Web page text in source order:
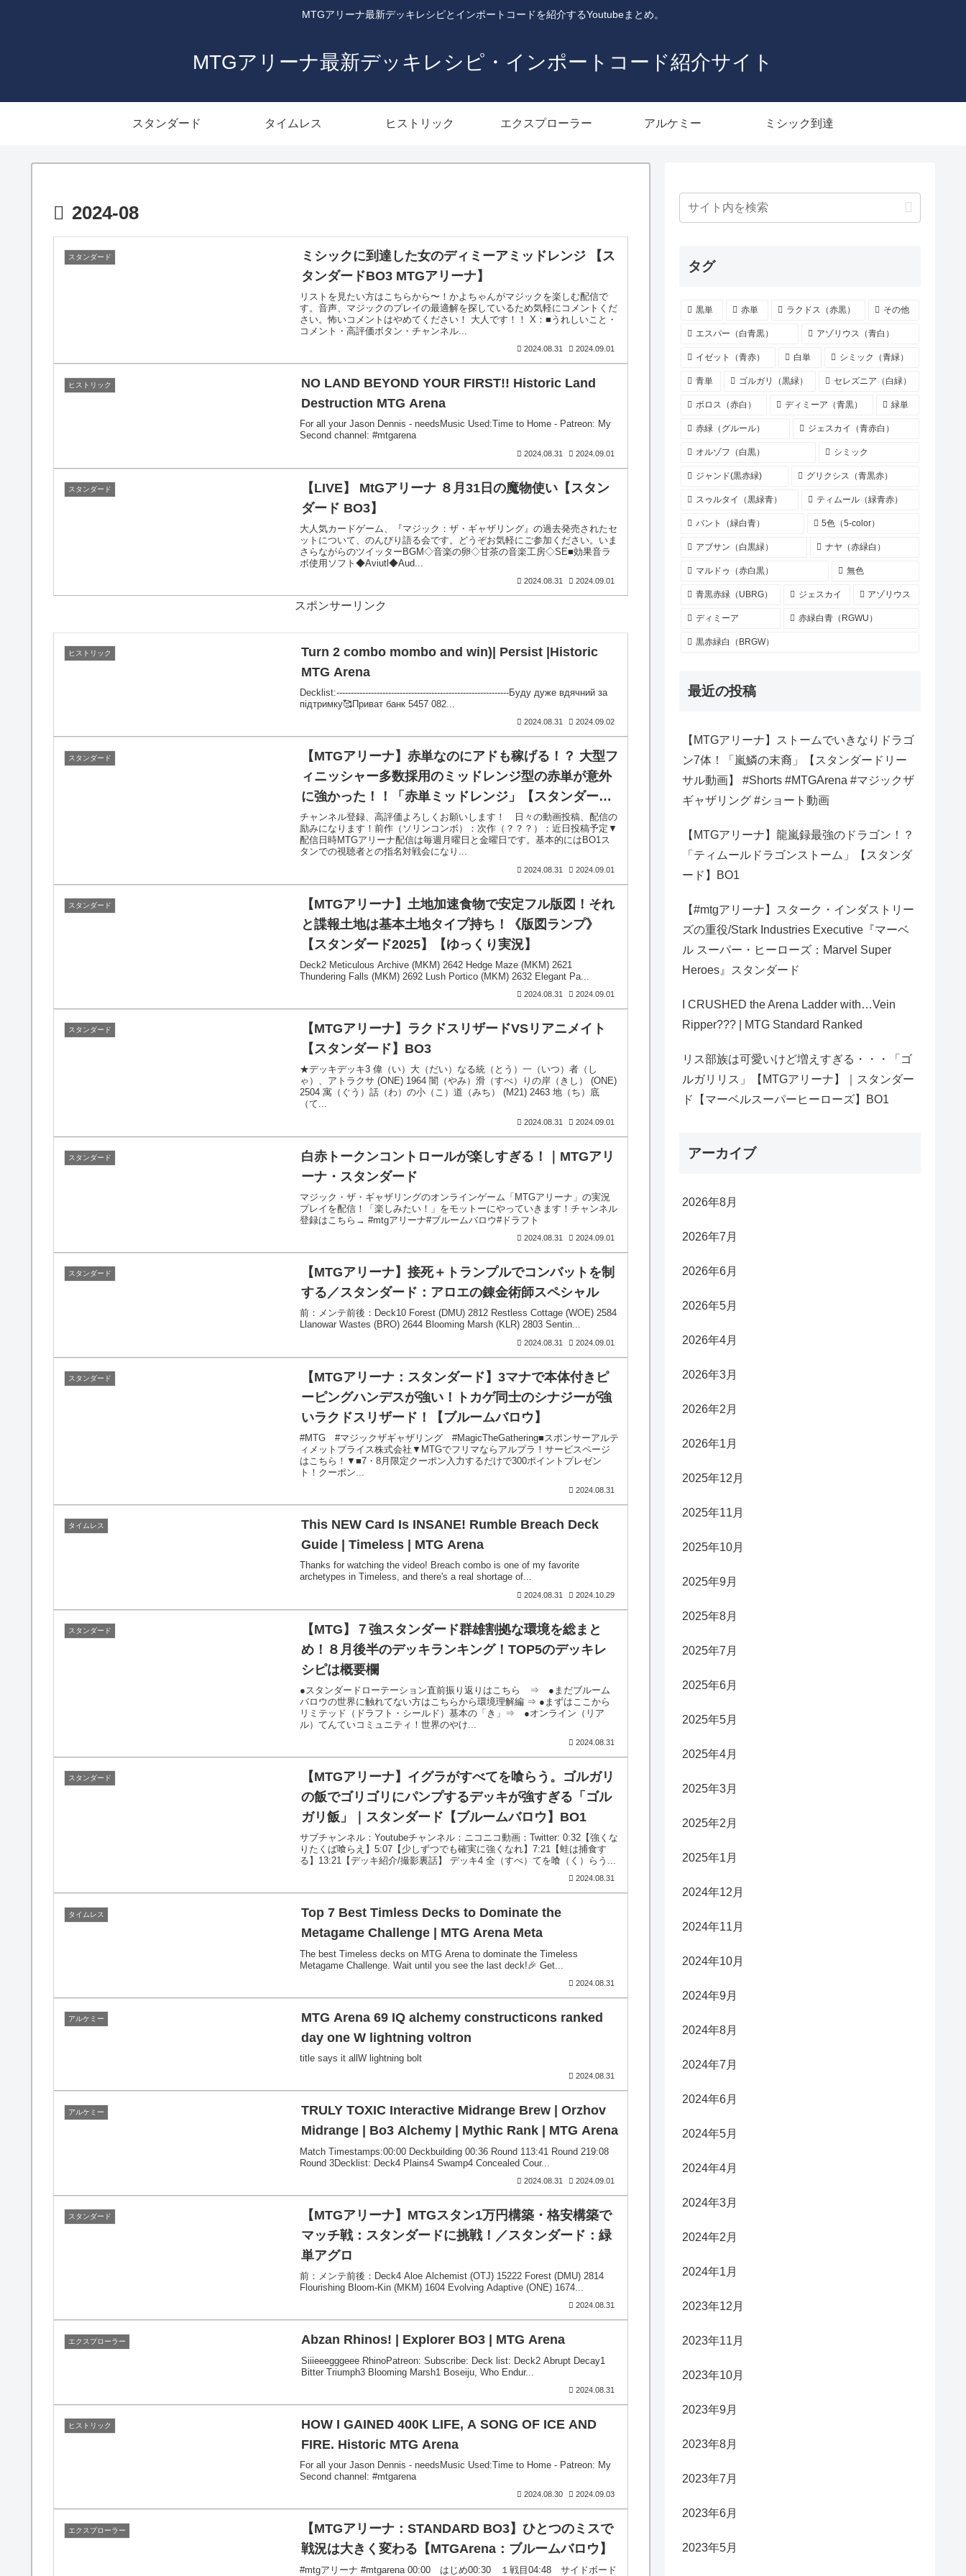
MTGアリーナ最新デッキレシピとインポートコードを紹介するYoutubeまとめ。
MTGアリーナ最新デッキレシピ・インポートコード紹介サイト
スタンダード タイムレス ヒストリック エクスプローラー アルケミー ミシック到達
2024-08
スタンダード
ミシックに到達した女のディミーアミッドレンジ 【ス
タンダードBO3 MTGアリーナ】
リストを見たい方はこちらから〜！かよちゃんがマジックを楽しむ配信で
す。音声、マジックのプレイの最適解を探しているため気軽にコメントくだ
さい。怖いコメントはやめてください！ 大人です！！ X：■うれしいこと・
コメント・高評価ボタン・チャンネル...
2024.08.31 2024.09.01
ヒストリック
NO LAND BEYOND YOUR FIRST!! Historic Land
Destruction MTG Arena
For all your Jason Dennis - needsMusic Used:Time to Home - Patreon: My
Second channel: #mtgarena
2024.08.31 2024.09.01
スタンダード
【LIVE】 MtGアリーナ ８月31日の魔物使い【スタン
ダード BO3】
大人気カードゲーム、『マジック：ザ・ギャザリング』の過去発売されたセ
ットについて、のんびり語る会です。どうぞお気軽にご参加ください。いま
さらながらのツイッターBGM◇音楽の卵◇甘茶の音楽工房◇SE■効果音ラ
ボ使用ソフト◆Aviutl◆Aud...
2024.08.31 2024.09.01
スポンサーリンク
ヒストリック
Turn 2 combo mombo and win)| Persist |Historic
MTG Arena
Decklist:------------------------------------------------------------Буду дуже вдячний за
підтримку🥰Приват банк 5457 082...
2024.08.31 2024.09.02
スタンダード
【MTGアリーナ】赤単なのにアドも稼げる！？ 大型フ
ィニッシャー多数採用のミッドレンジ型の赤単が意外
に強かった！！「赤単ミッドレンジ」【スタンダード
デッキ紹介】
チャンネル登録、高評価よろしくお願いします！ 日々の動画投稿、配信の
励みになります！前作（ソリンコンボ）：次作（？？？）：近日投稿予定▼
配信日時MTGアリーナ配信は毎週月曜日と金曜日です。基本的にはBO1ス
タンでの視聴者との指名対戦会になり...
2024.08.31 2024.09.01
スタンダード
【MTGアリーナ】土地加速食物で安定フル版図！それ
と諜報土地は基本土地タイプ持ち！《版図ランプ》
【スタンダード2025】【ゆっくり実況】
Deck2 Meticulous Archive (MKM) 2642 Hedge Maze (MKM) 2621
Thundering Falls (MKM) 2692 Lush Portico (MKM) 2632 Elegant Pa...
2024.08.31 2024.09.01
スタンダード
【MTGアリーナ】ラクドスリザードVSリアニメイト
【スタンダード】BO3
★デッキデッキ3 偉（い）大（だい）なる統（とう）一（いつ）者（し
ゃ）、アトラクサ (ONE) 1964 闇（やみ）滑（すべ）りの岸（きし） (ONE)
2504 寓（ぐう）話（わ）の小（こ）道（みち） (M21) 2463 地（ち）底
（て...
2024.08.31 2024.09.01
スタンダード
白赤トークンコントロールが楽しすぎる！｜MTGアリ
ーナ・スタンダード
マジック・ザ・ギャザリングのオンラインゲーム「MTGアリーナ」の実況
プレイを配信！「楽しみたい！」をモットーにやっていきます！チャンネル
登録はこちら→ #mtgアリーナ#ブルームバロウ#ドラフト
2024.08.31 2024.09.01
スタンダード
【MTGアリーナ】接死＋トランプルでコンバットを制
する／スタンダード：アロエの錬金術師スペシャル
前：メンテ前後：Deck10 Forest (DMU) 2812 Restless Cottage (WOE) 2584
Llanowar Wastes (BRO) 2644 Blooming Marsh (KLR) 2803 Sentin...
2024.08.31 2024.09.01
スタンダード
【MTGアリーナ：スタンダード】3マナで本体付きピ
ーピングハンデスが強い！トカゲ同士のシナジーが強
いラクドスリザード！【ブルームバロウ】
#MTG #マジックザギャザリング #MagicTheGathering■スポンサーアルテ
ィメットプライス株式会社▼MTGでフリマならアルプラ！サービスページ
はこちら！▼■7・8月限定クーポン入力するだけで300ポイントプレゼン
ト！クーポン...
2024.08.31
タイムレス
This NEW Card Is INSANE! Rumble Breach Deck
Guide | Timeless | MTG Arena
Thanks for watching the video! Breach combo is one of my favorite
archetypes in Timeless, and there's a real shortage of...
2024.08.31 2024.10.29
スタンダード
【MTG】７強スタンダード群雄割拠な環境を総まと
め！８月後半のデッキランキング！TOP5のデッキレ
シピは概要欄
●スタンダードローテーション直前振り返りはこちら ⇒ ●まだブルーム
バロウの世界に触れてない方はこちらから環境理解編 ⇒ ●まずはここから
リミテッド（ドラフト・シールド）基本の「き」⇒ ●オンライン（リア
ル）てんていコミュニティ！世界のやけ...
2024.08.31
スタンダード
【MTGアリーナ】イグラがすべてを喰らう。ゴルガリ
の飯でゴリゴリにパンプするデッキが強すぎる「ゴル
ガリ飯」｜スタンダード【ブルームバロウ】BO1
サブチャンネル：Youtubeチャンネル：ニコニコ動画：Twitter: 0:32【強くな
りたくば喰らえ】5:07【少しずつでも確実に強くなれ】7:21【蛙は捕食す
る】13:21【デッキ紹介/撮影裏話】 デッキ4 全（すべ）てを喰（く）らう...
2024.08.31
タイムレス
Top 7 Best Timless Decks to Dominate the
Metagame Challenge | MTG Arena Meta
The best Timeless decks on MTG Arena to dominate the Timeless
Metagame Challenge. Wait until you see the last deck!🎉 Get...
2024.08.31
アルケミー
MTG Arena 69 IQ alchemy constructicons ranked
day one W lightning voltron
title says it allW lightning bolt
2024.08.31
アルケミー
TRULY TOXIC Interactive Midrange Brew | Orzhov
Midrange | Bo3 Alchemy | Mythic Rank | MTG Arena
Match Timestamps:00:00 Deckbuilding 00:36 Round 113:41 Round 219:08
Round 3Decklist: Deck4 Plains4 Swamp4 Concealed Cour...
2024.08.31 2024.09.01
スタンダード
【MTGアリーナ】MTGスタン1万円構築・格安構築で
マッチ戦：スタンダードに挑戦！／スタンダード：緑
単アグロ
前：メンテ前後：Deck4 Aloe Alchemist (OTJ) 15222 Forest (DMU) 2814
Flourishing Bloom-Kin (MKM) 1604 Evolving Adaptive (ONE) 1674...
2024.08.31
エクスプローラー Abzan Rhinos! | Explorer BO3 | MTG Arena
Siiieeegggeee RhinoPatreon: Subscribe: Deck list: Deck2 Abrupt Decay1
Bitter Triumph3 Blooming Marsh1 Boseiju, Who Endur...
2024.08.31
ヒストリック
HOW I GAINED 400K LIFE, A SONG OF ICE AND
FIRE. Historic MTG Arena
For all your Jason Dennis - needsMusic Used:Time to Home - Patreon: My
Second channel: #mtgarena
2024.08.30 2024.09.03
エクスプローラー
【MTGアリーナ：STANDARD BO3】ひとつのミスで
戦況は大きく変わる【MTGArena：ブルームバロウ】
#mtgアリーナ #mtgarena 00:00 はじめ00:30 １戦目04:48 サイドボード
タグ
黒単 赤単 ラクドス（赤黒） その他
エスパー（白青黒） アゾリウス（青白）
イゼット（青赤） 白単 シミック（青緑）
青単 ゴルガリ（黒緑） セレズニア（白緑）
ボロス（赤白） ディミーア（青黒） 緑単
赤緑（グルール） ジェスカイ（青赤白）
オルゾフ（白黒） シミック
ジャンド(黒赤緑) グリクシス（青黒赤）
スゥルタイ（黒緑青） ティムール（緑青赤）
バント（緑白青） 5色（5-color）
アブサン（白黒緑） ナヤ（赤緑白）
マルドゥ（赤白黒） 無色
青黒赤緑（UBRG） ジェスカイ アゾリウス
ディミーア 赤緑白青（RGWU）
黒赤緑白（BRGW）
最近の投稿
【MTGアリーナ】ストームでいきなりドラゴ
ン7体！「嵐鱗の末裔」【スタンダードリー
サル動画】 #Shorts #MTGArena #マジックザ
ギャザリング #ショート動画
【MTGアリーナ】龍嵐録最強のドラゴン！？
「ティムールドラゴンストーム」【スタンダ
ード】BO1
【#mtgアリーナ】スターク・インダストリー
ズの重役/Stark Industries Executive『マーベ
ル スーパー・ヒーローズ：Marvel Super
Heroes』スタンダード
I CRUSHED the Arena Ladder with…Vein
Ripper??? | MTG Standard Ranked
リス部族は可愛いけど増えすぎる・・・「ゴ
ルガリリス」【MTGアリーナ】｜スタンダー
ド【マーベルスーパーヒーローズ】BO1
アーカイブ
2026年8月
2026年7月
2026年6月
2026年5月
2026年4月
2026年3月
2026年2月
2026年1月
2025年12月
2025年11月
2025年10月
2025年9月
2025年8月
2025年7月
2025年6月
2025年5月
2025年4月
2025年3月
2025年2月
2025年1月
2024年12月
2024年11月
2024年10月
2024年9月
2024年8月
2024年7月
2024年6月
2024年5月
2024年4月
2024年3月
2024年2月
2024年1月
2023年12月
2023年11月
2023年10月
2023年9月
2023年8月
2023年7月
2023年6月
2023年5月